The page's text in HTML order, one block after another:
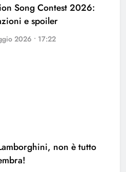
Song Contest 2026:
e spoiler
2026 • 17:22
non è tutto